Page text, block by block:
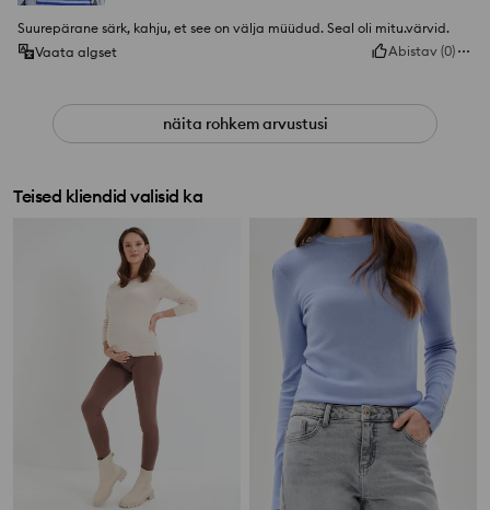
Suurepärane särk, kahju, et see on välja müüdud. Seal oli mitu.värvid.
Vaata algset
Abistav (0)
näita rohkem arvustusi
Teised kliendid valisid ka